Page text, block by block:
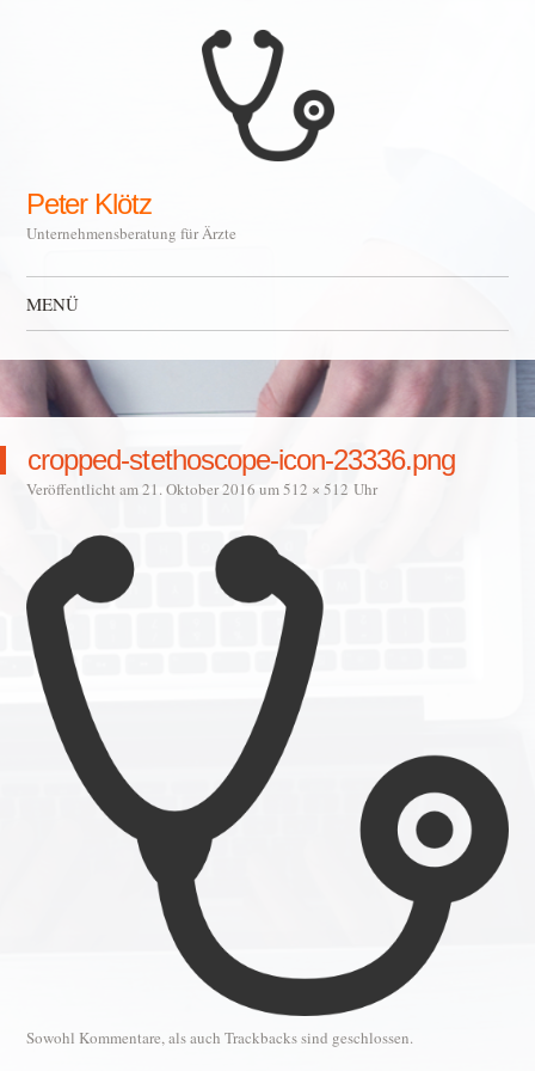
Peter Klötz
Unternehmensberatung für Ärzte
MENÜ
cropped-stethoscope-icon-23336.png
Veröffentlicht am21. Oktober 2016 um512 × 512 Uhr
Sowohl Kommentare, als auch Trackbacks sind geschlossen.